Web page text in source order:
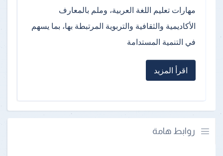
مهارات تعليم اللغة العربية، وملم بالمعارف
الأكاديمية والثقافية والتربوية المرتبطة بها، بما يسهم
في التنمية المستدامة
اقرأ المزيد
روابط هامة